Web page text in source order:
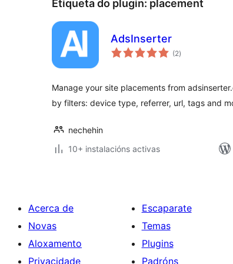
Etiqueta do plugin: placement
AdsInserter
(2valoracións
totais
)
Manage your site placements from
by filters: device type, referrer, url, tags and
nechehin
10+ instalacións activas
Acerca de
Novas
Aloxamento
Privacidade
Escaparate
Temas
Plugins
Padróns